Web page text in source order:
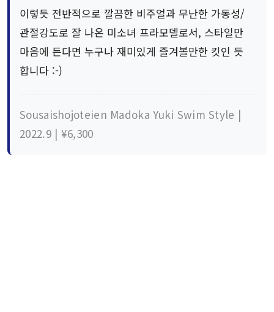
이렇듯 전반적으로 깔끔한 비주얼과 무난한 가동성/
관절강도로 잘 나온 미소녀 프라모델로서, 스타일만
마음에 든다면 누구나 재미있게 즐겨볼만한 킷인 듯
합니다 :-)
Sousaishojoteien Madoka Yuki Swim Style |
2022.9 | ¥6,300